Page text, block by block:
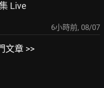
Live
6小時前, 08/07
文章 >>